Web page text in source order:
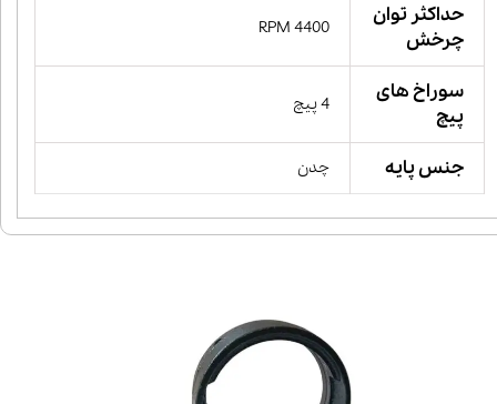
حداکثر توان
چرخش
4400 RPM
سوراخ های
پیچ
4 پیچ
جنس پایه چدن